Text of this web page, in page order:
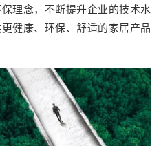
理念，不断提升企业的技术水
健康、环保、舒适的家居产品